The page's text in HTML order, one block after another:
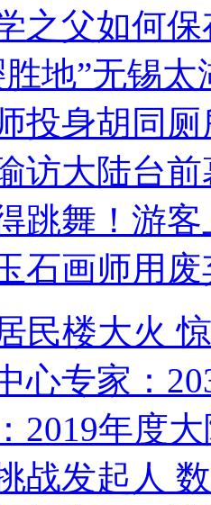
之父如何
地”无锡
投身胡同
访大陆台
跳舞！游客
石画师用
民楼大火
心专家：
2019年度
战发起人